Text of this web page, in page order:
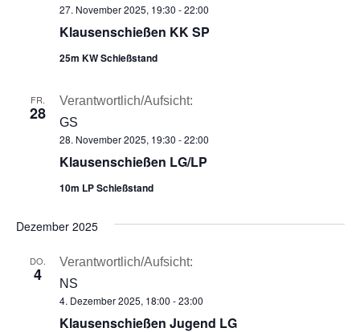
27. November 2025, 19:30 -22:00
Klausenschießen KK SP
25m KW Schießstand
FR.
28
28. November 2025, 19:30 -22:00
Klausenschießen LG/LP
10m LP Schießstand
Verantwortlich/Aufsicht:
GS
Dezember 2025
DO.
4
4. Dezember 2025, 18:00 -23:00
Klausenschießen Jugend LG
Verantwortlich/Aufsicht:
NS